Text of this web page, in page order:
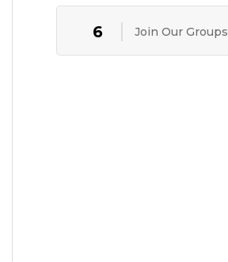
6 Join Our Groups